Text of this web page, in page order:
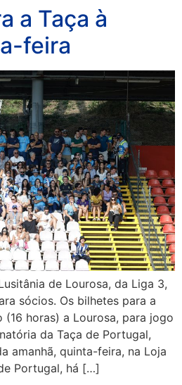
a Taça à
feira
de Lourosa, da Liga 3,
sócios. Os bilhetes para a
horas) a Lourosa, para jogo
da Taça de Portugal,
amanhã, quinta-feira, na Loja
Portugal, há […]